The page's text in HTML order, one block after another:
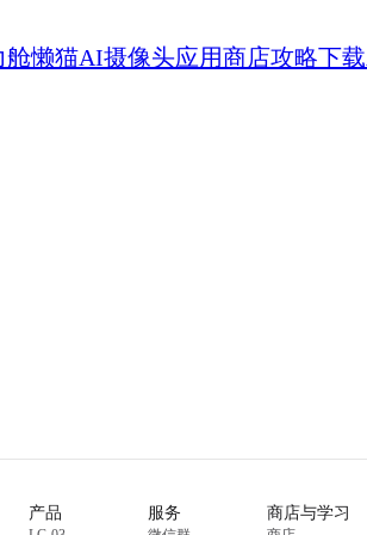
舱懒猫AI摄像头应用商店攻略下载
产品 服务 商店与学习